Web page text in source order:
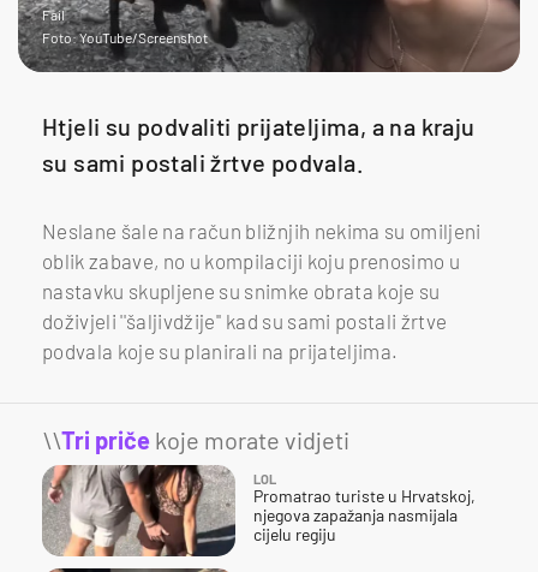
Fail
Foto: YouTube/Screenshot
Htjeli su podvaliti prijateljima, a na kraju
su sami postali žrtve podvala.
Neslane šale na račun bližnjih nekima su omiljeni
oblik zabave, no u kompilaciji koju prenosimo u
nastavku skupljene su snimke obrata koje su
doživjeli ''šaljivdžije'' kad su sami postali žrtve
podvala koje su planirali na prijateljima.
\\Tri priče koje morate vidjeti
LOL
Promatrao turiste u Hrvatskoj,
njegova zapažanja nasmijala
cijelu regiju